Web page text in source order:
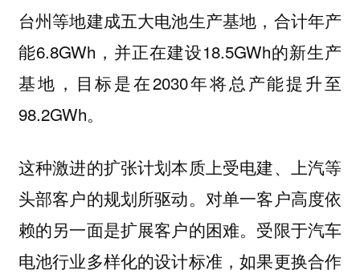
台州等地建成五大电池生产基地，合计年产
能6.8GWh，并正在建设18.5GWh的新生产
基地，目标是在2030年将总产能提升至
98.2GWh。
这种激进的扩张计划本质上受电建、上汽等
头部客户的规划所驱动。对单一客户高度依
赖的另一面是扩展客户的困难。受限于汽车
电池行业多样化的设计标准，如果更换合作